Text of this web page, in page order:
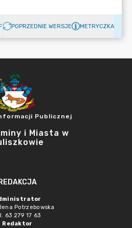
POPRZEDNIE WERSJE METRYCZKA
Publicznej
i Miasta w
Potrzebowska
63 279 17 63
Redaktor